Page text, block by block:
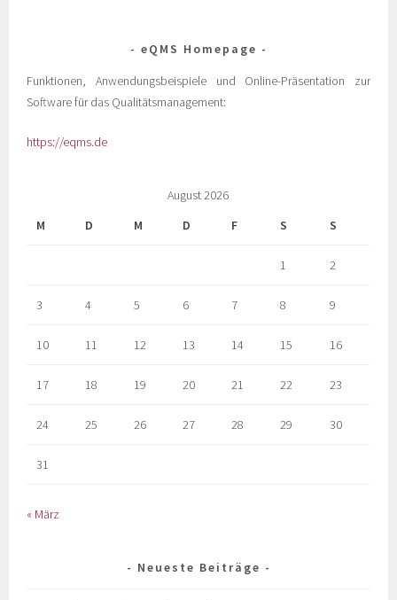
eQMS Homepage
Funktionen, Anwendungsbeispiele und Online-Präsentation zur
Software für das Qualitätsmanagement:
https://eqms.de
August 2026
M
D M D F S S
1 2
3 4 5 6 7 8 9
10 11 12 13 14 15 16
17 18 19 20 21 22 23
24 25 26 27 28 29 30
31
« März
Neueste Beiträge